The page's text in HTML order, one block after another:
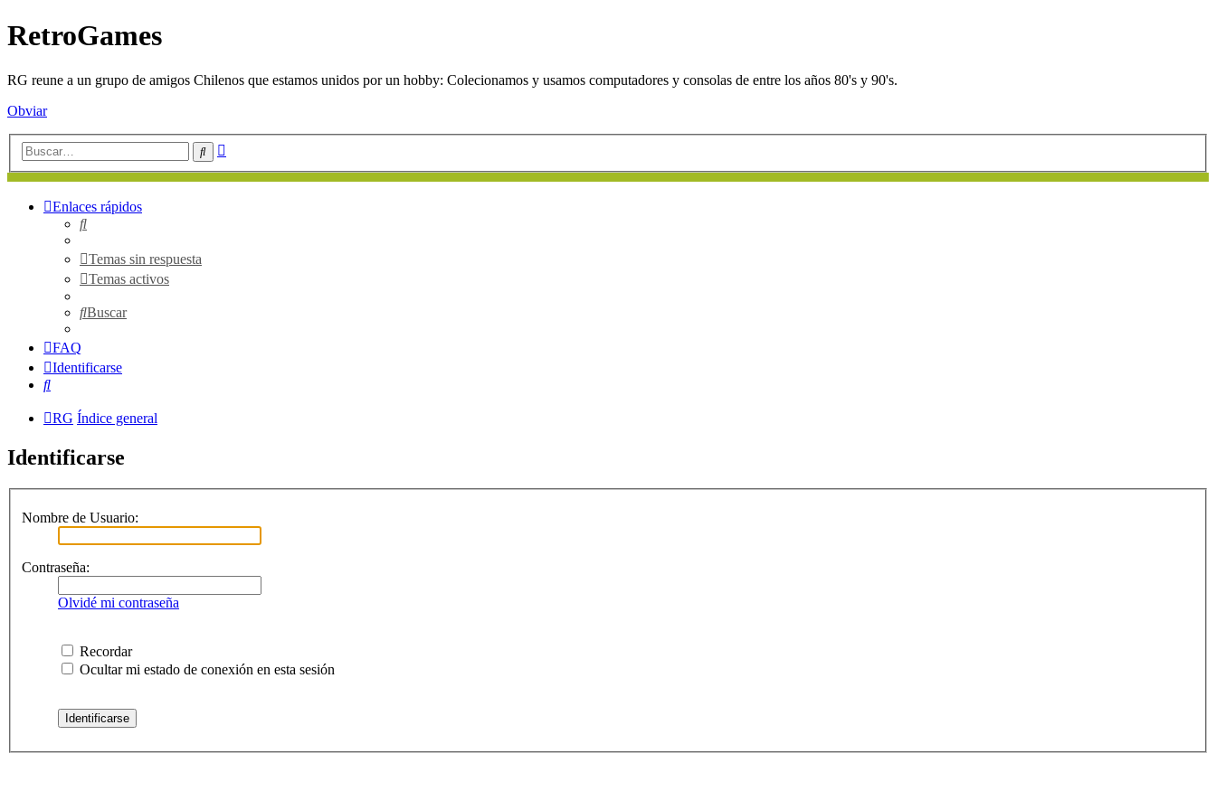
RetroGames
RG reune a un grupo de amigos Chilenos que estamos unidos por un hobby: Colecionamos y usamos computadores y consolas de entre los años 80's y 90's.
Obviar
Buscar
Enlaces rápidos
Buscar
Temas sin respuesta
Temas activos
Buscar
FAQ
Identificarse
Buscar
RG Índice general
Identificarse
Nombre de Usuario:
Contraseña:
Olvidé mi contraseña
Recordar
Ocultar mi estado de conexión en esta sesión